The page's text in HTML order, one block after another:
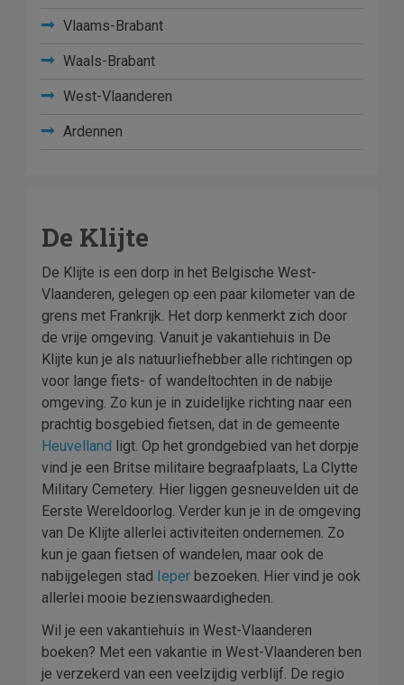
Vlaams-Brabant
Waals-Brabant
West-Vlaanderen
Ardennen
De Klijte
De Klijte is een dorp in het Belgische West-
Vlaanderen, gelegen op een paar kilometer van de
grens met Frankrijk. Het dorp kenmerkt zich door
de vrije omgeving. Vanuit je vakantiehuis in De
Klijte kun je als natuurliefhebber alle richtingen op
voor lange fiets- of wandeltochten in de nabije
omgeving. Zo kun je in zuidelijke richting naar een
prachtig bosgebied fietsen, dat in de gemeente
Heuvelland ligt. Op het grondgebied van het dorpje
vind je een Britse militaire begraafplaats, La Clytte
Military Cemetery. Hier liggen gesneuvelden uit de
Eerste Wereldoorlog. Verder kun je in de omgeving
van De Klijte allerlei activiteiten ondernemen. Zo
kun je gaan fietsen of wandelen, maar ook de
nabijgelegen stad Ieper bezoeken. Hier vind je ook
allerlei mooie bezienswaardigheden.
Wil je een vakantiehuis in West-Vlaanderen
boeken? Met een vakantie in West-Vlaanderen ben
je verzekerd van een veelzijdig verblijf. De regio